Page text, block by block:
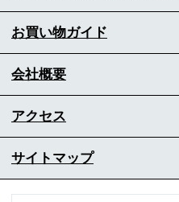
お買い物ガイド
会社概要
アクセス
サイトマップ